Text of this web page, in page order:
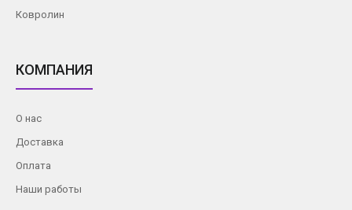
Ковролин
КОМПАНИЯ
О нас
Доставка
Оплата
Наши работы